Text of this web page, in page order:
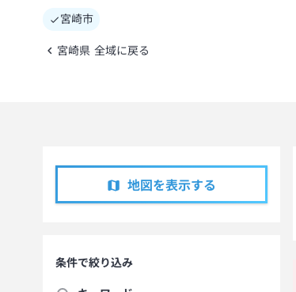
宮崎市
宮崎県 全域に戻る
地図を表示する
条件で絞り込み